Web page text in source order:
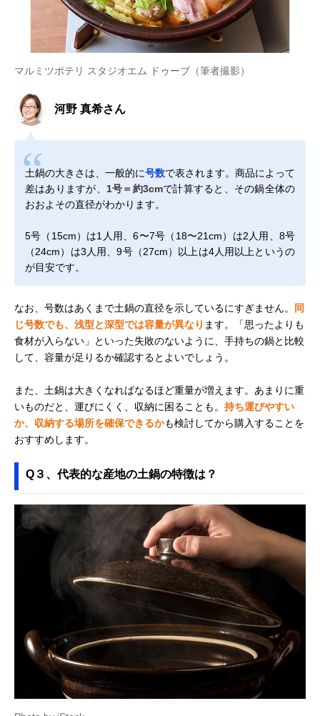
マルミツポテリ スタジオエム ドゥーブ（筆者撮影）
河野 真希さん
土鍋の大きさは、一般的に号数で表されます。商品によって
差はありますが、 1号＝約3cmで計算すると、その鍋全体の
おおよその直径がわかります。
5号（15cm）は1人用、6〜7号（18〜21cm）は2人用、8号
（24cm）は3人用、9号（27cm）以上は4人用以上というの
が目安です。
なお、号数はあくまで土鍋の直径を示しているにすぎません。
同
じ号数でも、浅型と深型では容量が異なり ます。「思ったよりも
食材が入らない」といった失敗のないように、手持ちの鍋と比較
して、容量が足りるか確認するとよいでしょう。
また、土鍋は大きくなればなるほど重量が増えます。あまりに重
いものだと、運びにくく、収納に困ることも。 持ち運びやすい
か、収納する場所を確保できるかも検討してから購入することを
おすすめします。
Q３、代表的な産地の土鍋の特徴は？